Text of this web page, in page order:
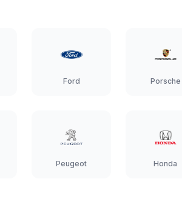
Ford Porsche
Peugeot Honda